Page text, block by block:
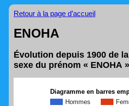
Retour à la page d’accueil
ENOHA
Évolution depuis 1900 de
sexe du prénom « ENOHA »
Diagramme en barres
Hommes